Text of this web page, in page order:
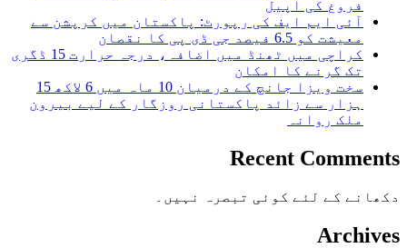
فروغ کی اپیل
آئی ایم ایف کی رپورٹ: پاکستان میں کرپشن سے
معیشت کو 6.5 فیصد جی ڈی پی کا نقصان
کراچی میں ٹھنڈ میں اضافہ، درجہ حرارت 15 ڈگری
تک گرنے کا امکان
سخت ویزا جانچ کے درمیان 10 ماہ میں 6 لاکھ 15
ہزار سے زائد پاکستانی روزگار کے لیے بیرون
ملک روانہ
Recent Comments
دکھانے کے لئے کوئی تبصرہ نہیں۔
Archives